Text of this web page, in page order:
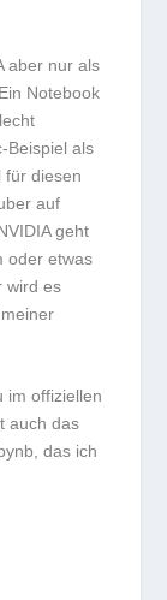
aber nur als
Notebook
-Beispiel als
für diesen
auf
geht
oder etwas
wird es
im offiziellen
auch das
, das ich